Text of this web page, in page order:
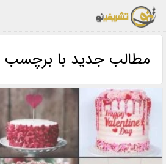
مطالب جدید با برچسب